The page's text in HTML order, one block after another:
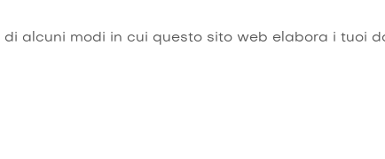
alcuni modi in cui questo sito web elabora i tuoi